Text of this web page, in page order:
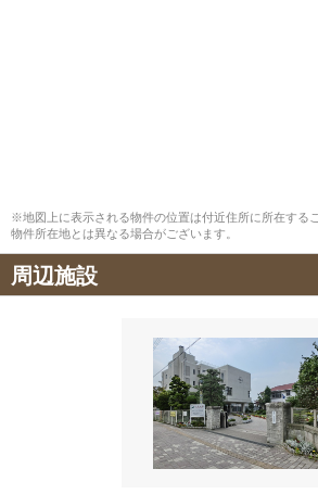
※地図上に表示される物件の位置は付近住所に所在する
物件所在地とは異なる場合がございます。
周辺施設